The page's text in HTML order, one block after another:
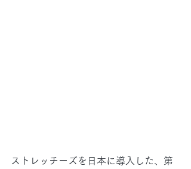
ストレッチーズを日本に導入した、第